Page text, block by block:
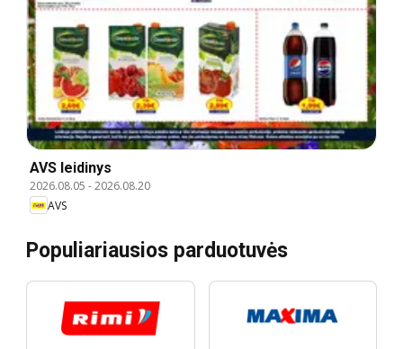
AVS leidinys
2026.08.05 -2026.08.20
AVS
Populiariausios parduotuvės